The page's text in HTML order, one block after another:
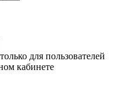
для пользователей
кабинете